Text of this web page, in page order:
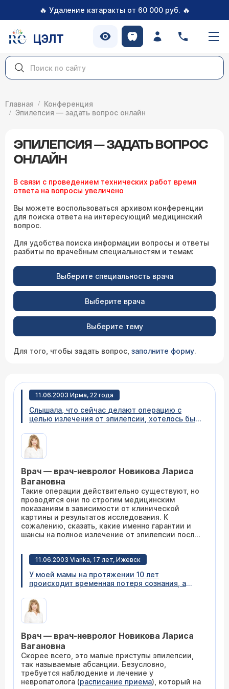
🔥 Удаление катаракты от 60 000 руб. 🔥
ЦЭЛТ
Главная
Конференция
Эпилепсия — задать вопрос онлайн
ЭПИЛЕПСИЯ — ЗАДАТЬ ВОПРОС
ОНЛАЙН
В связи с проведением технических работ время
ответа на вопросы увеличено
Вы можете воспользоваться архивом конференции
для поиска ответа на интересующий медицинский
вопрос.
Для удобства поиска информации вопросы и ответы
разбиты по врачебным специальностям и темам:
Выберите специальность врача
Выберите врача
Выберите тему
Для того, чтобы задать вопрос, заполните форму.
11.06.2003 Ирма, 22 года
Слышала, что сейчас делают операцию с
целью излечения от эпилепсии, хотелось бы
каковы шансы?
Врач — врач-невролог Новикова Лариса
Вагановна
Такие операции действительно существуют, но
проводятся они по строгим медицинским
показаниям в зависимости от клинической
картины и результатов исследования. К
сожалению, сказать, какие именно гарантии и
шансы на полное излечение от эпилепсии после
проблемами не занимается.
11.06.2003 Vianka, 17 лет, Ижевск
У моей мамы на протяжении 10 лет
происходит временная потеря сознания, а
не двигается, через секунд 20-30 она
приходит в себя, тяжело дышит, у нее
слабость. Врачи так и не могут поставить
что с ней?
Врач — врач-невролог Новикова Лариса
Вагановна
Скорее всего, это малые приступы эпилепсии,
так называемые абсанции. Безусловно,
требуется наблюдение и лечение у
невропатолога (расписание приема), который на